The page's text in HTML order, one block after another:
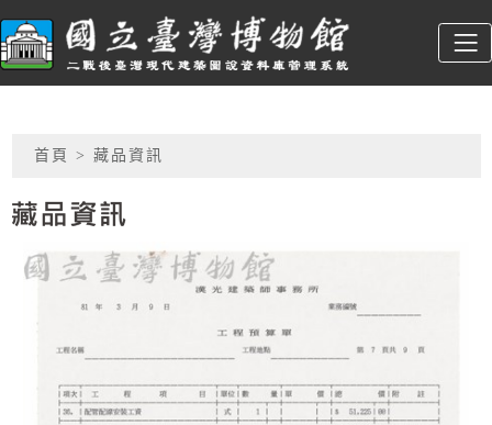
臺博館建築圖
網頁導覽
:::
首頁 > 藏品資訊
藏品資訊